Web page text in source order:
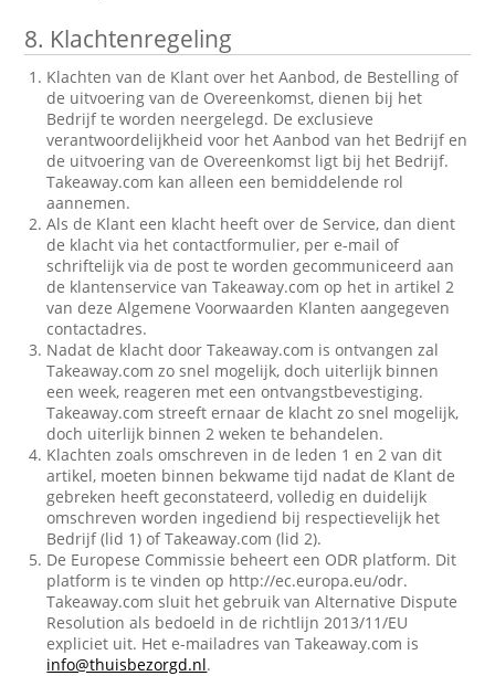
8. Klachtenregeling
Klachten van de Klant over het Aanbod, de Bestelling of
de uitvoering van de Overeenkomst, dienen bij het
Bedrijf te worden neergelegd. De exclusieve
verantwoordelijkheid voor het Aanbod van het Bedrijf en
de uitvoering van de Overeenkomst ligt bij het Bedrijf.
Takeaway.com kan alleen een bemiddelende rol
aannemen.
Als de Klant een klacht heeft over de Service, dan dient
de klacht via het contactformulier, per e-mail of
schriftelijk via de post te worden gecommuniceerd aan
de klantenservice van Takeaway.com op het in artikel 2
van deze Algemene Voorwaarden Klanten aangegeven
contactadres.
Nadat de klacht door Takeaway.com is ontvangen zal
Takeaway.com zo snel mogelijk, doch uiterlijk binnen
een week, reageren met een ontvangstbevestiging.
Takeaway.com streeft ernaar de klacht zo snel mogelijk,
doch uiterlijk binnen 2 weken te behandelen.
Klachten zoals omschreven in de leden 1 en 2 van dit
artikel, moeten binnen bekwame tijd nadat de Klant de
gebreken heeft geconstateerd, volledig en duidelijk
omschreven worden ingediend bij respectievelijk het
Bedrijf (lid 1) of Takeaway.com (lid 2).
De Europese Commissie beheert een ODR platform. Dit
platform is te vinden op http://ec.europa.eu/odr.
Takeaway.com sluit het gebruik van Alternative Dispute
Resolution als bedoeld in de richtlijn 2013/11/EU
expliciet uit. Het e-mailadres van Takeaway.com is
info@thuisbezorgd.nl.